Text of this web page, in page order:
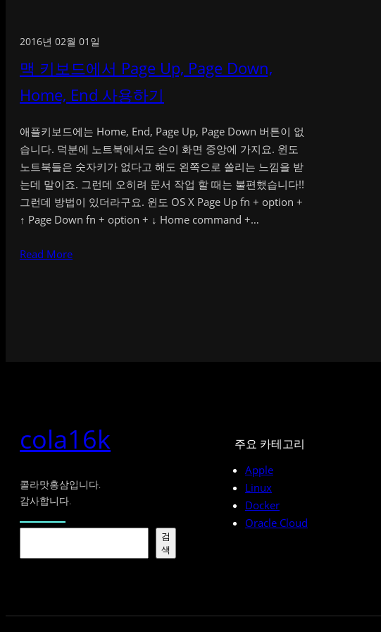
2016년 02월 01일
맥 키보드에서 Page Up, Page Down,
Home, End 사용하기
애플키보드에는 Home, End, Page Up, Page Down 버튼이 없
습니다. 덕분에 노트북에서도 손이 화면 중앙에 가지요. 윈도
노트북들은 숫자키가 없다고 해도 왼쪽으로 쏠리는 느낌을 받
는데 말이죠. 그런데 오히려 문서 작업 할 때는 불편했습니다!!
그런데 방법이 있더라구요. 윈도 OS X Page Up fn + option +
↑ Page Down fn + option + ↓ Home command +…
Read More
cola16k
콜라맛홍삼입니다.
감사합니다.
검
색
주요 카테고리
Apple
Linux
Docker
Oracle Cloud